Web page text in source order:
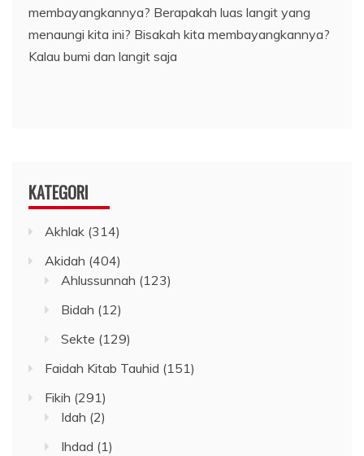
membayangkannya? Berapakah luas langit yang
menaungi kita ini? Bisakah kita membayangkannya?
Kalau bumi dan langit saja
KATEGORI
Akhlak (314)
Akidah (404)
Ahlussunnah (123)
Bidah (12)
Sekte (129)
Faidah Kitab Tauhid (151)
Fikih (291)
Idah (2)
Ihdad (1)